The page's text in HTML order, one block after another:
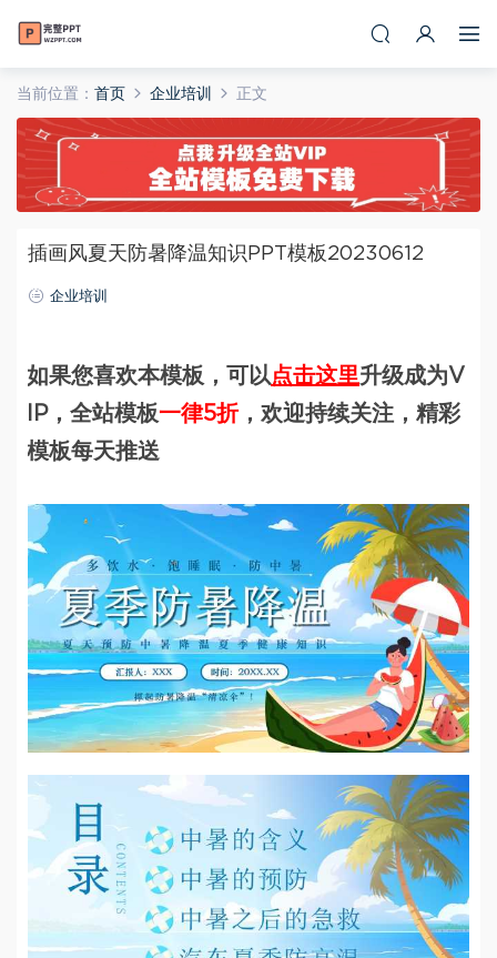
当前位置： 首页 企业培训 正文
插画风夏天防暑降温知识PPT模板20230612
企业培训
如果您喜欢本模板，可以点击这里升级成为V
IP，全站模板一律5折，欢迎持续关注，精彩
模板每天推送